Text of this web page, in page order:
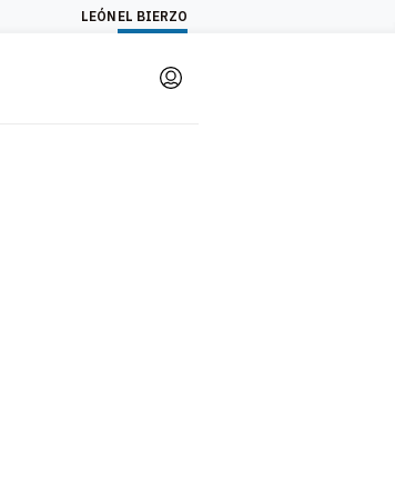
LEÓN EL BIERZO
Login